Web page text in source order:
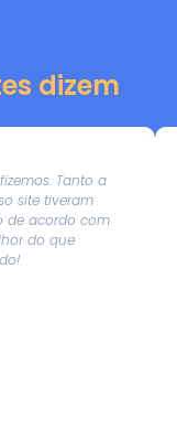
dizem
Tanto a
site tiveram
de acordo com
do que